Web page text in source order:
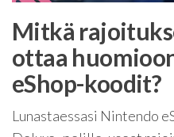
Mitkä
ottaa
eShop-koodit?
Lunastaessasi Nintendo